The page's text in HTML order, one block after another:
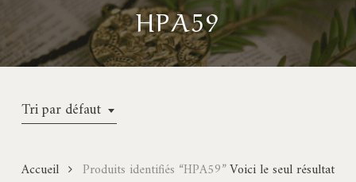
HPA59
Tri par défaut
Voici le seul résultat
Accueil Produits identifiés “HPA59”